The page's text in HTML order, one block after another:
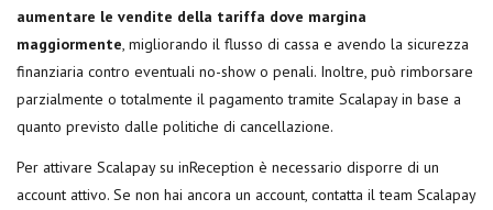
aumentare le vendite della tariffa dove margina
maggiormente, migliorando il flusso di cassa e avendo la sicurezza
finanziaria contro eventuali no-show o penali. Inoltre, può rimborsare
parzialmente o totalmente il pagamento tramite Scalapay in base a
quanto previsto dalle politiche di cancellazione.
Per attivare Scalapay su inReception è necessario disporre di un
account attivo. Se non hai ancora un account, contatta il team Scalapay